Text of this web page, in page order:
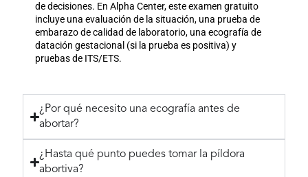
de decisiones. En Alpha Center, este examen gratuito
incluye una evaluación de la situación, una prueba de
embarazo de calidad de laboratorio, una ecografía de
datación gestacional (si la prueba es positiva) y
pruebas de ITS/ETS.
¿Por qué necesito una ecografía antes de
abortar?
¿Hasta qué punto puedes tomar la píldora
abortiva?